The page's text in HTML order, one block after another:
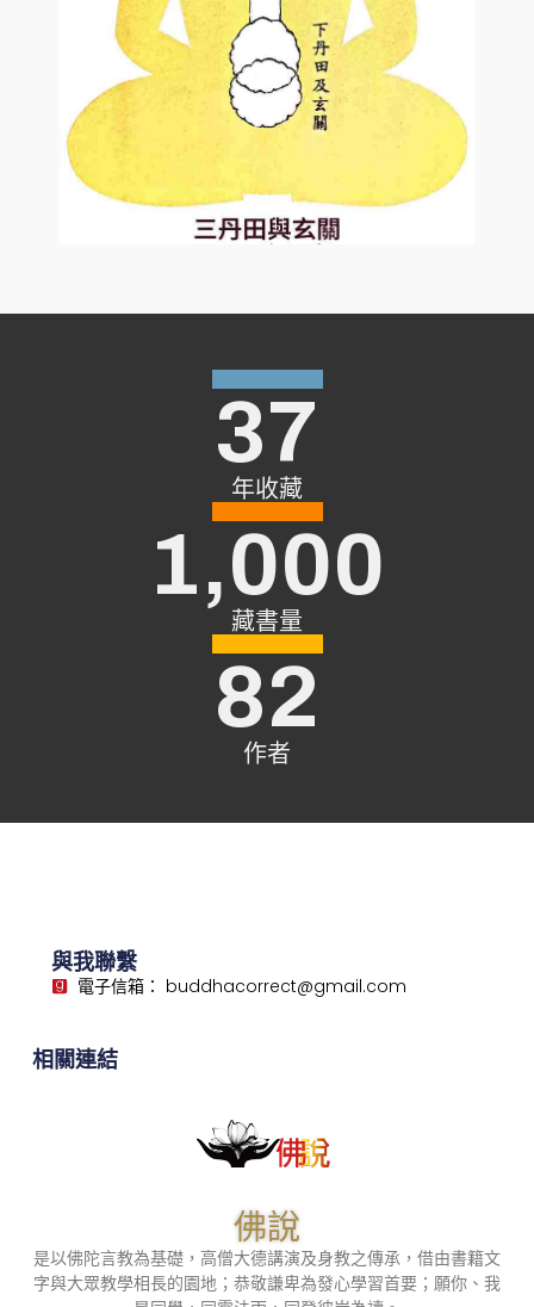
年收藏
37
藏書量
1,000
作者
82
佛說
是以佛陀言教為基礎，高僧大德講演及身教之傳承，借由書籍文
字與大眾教學相長的園地；恭敬謙卑為發心學習首要；願你、我
與我聯繫
電子信箱： buddhacorrect@gmail.com
相關連結